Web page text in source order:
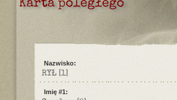
Karta poległego
Nazwisko:
RYŁ [1]
Imię #1: